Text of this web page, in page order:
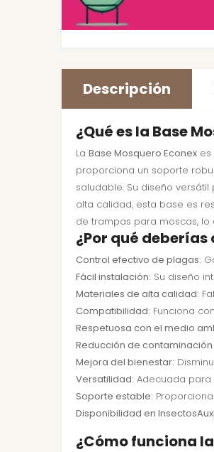
Descripción
¿Qué es la Base
La Base Mosquero Econex
proporciona un soporte
saludable. Su diseño
alta calidad, esta base es
de trampas para moscas,
¿Por qué
Control efectivo de plagas:
Fácil instalación: Su diseño
Materiales de alta calidad:
Compatibilidad: Funciona
Respetuosa con el medio
Reducción de
Mejora del bienestar:
Versatilidad: Adecuada para
Soporte estable:
Disponibilidad en
¿Cómo funciona